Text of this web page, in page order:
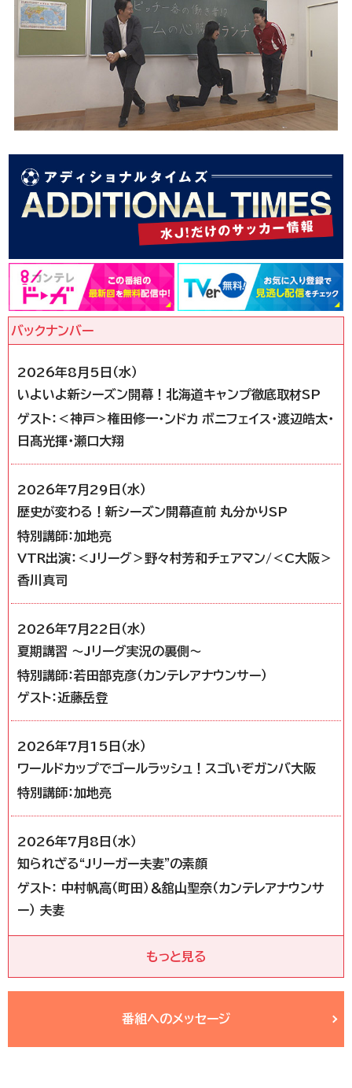
2026年8月5日（水）
いよいよ新シーズン開幕！北海道キャンプ徹底取材SP
ゲスト：＜神戸＞権田修一・ンドカ ボニフェイス・渡辺皓太・
日髙光揮・瀬口大翔
2026年7月29日（水）
歴史が変わる！新シーズン開幕直前 丸分かりSP
特別講師：加地亮
VTR出演：＜Jリーグ＞野々村芳和チェアマン/＜C大阪＞
香川真司
2026年7月22日（水）
夏期講習 ～Jリーグ実況の裏側～
特別講師：若田部克彦（カンテレアナウンサー）
ゲスト：近藤岳登
2026年7月15日（水）
ワールドカップでゴールラッシュ！スゴいぞガンバ大阪
特別講師：加地亮
2026年7月8日（水）
知られざる“Jリーガー夫妻”の素顔
ゲスト： 中村帆高（町田）＆舘山聖奈（カンテレアナウンサ
ー） 夫妻
もっと見る
番組へのメッセージ